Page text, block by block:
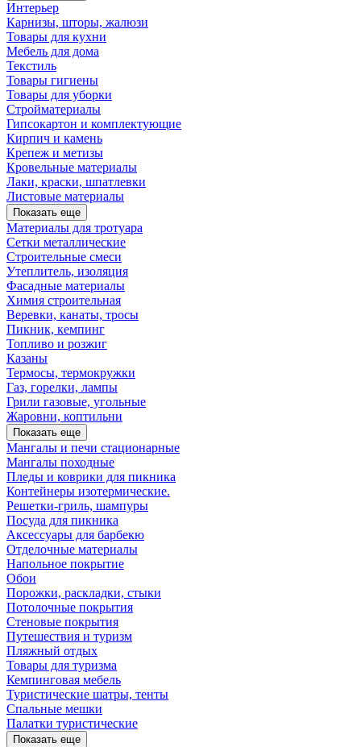
Интерьер
Карнизы, шторы, жалюзи
Товары для кухни
Мебель для дома
Текстиль
Товары гигиены
Товары для уборки
Стройматериалы
Гипсокартон и комплектующие
Кирпич и камень
Крепеж и метизы
Кровельные материалы
Лаки, краски, шпатлевки
Листовые материалы
Показать еще
Материалы для тротуара
Сетки металлические
Строительные смеси
Утеплитель, изоляция
Фасадные материалы
Химия строительная
Веревки, канаты, тросы
Пикник, кемпинг
Топливо и розжиг
Казаны
Термосы, термокружки
Газ, горелки, лампы
Грили газовые, угольные
Жаровни, коптильни
Показать еще
Мангалы и печи стационарные
Мангалы походные
Пледы и коврики для пикника
Контейнеры изотермические.
Решетки-гриль, шампуры
Посуда для пикника
Аксессуары для барбекю
Отделочные материалы
Напольное покрытие
Обои
Порожки, раскладки, стыки
Потолочные покрытия
Стеновые покрытия
Путешествия и туризм
Пляжный отдых
Товары для туризма
Кемпинговая мебель
Туристические шатры, тенты
Спальные мешки
Палатки туристические
Показать еще